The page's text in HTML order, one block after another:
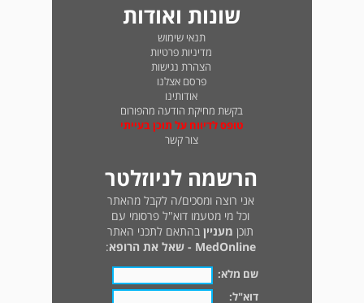
שונות ואודות
תנאי שימוש
מדיניות פרטיות
הצהרת נגישות
פרסם אצלנו
אודותינו
בקשת מחיקת הודעה מהפורום
טופס לדיווח על תוכן בעייתי
צור קשר
הרשמה לניוזלטר
אני רוצה ומסכים/ה לקבל מהאתר
וכל מי מטעמו דוא"ל פרסומי עם
תוכן מעניין בהתאם לתכני האתר
MedOnline - שאל את הרופא
:
שם מלא:
דוא"ל: